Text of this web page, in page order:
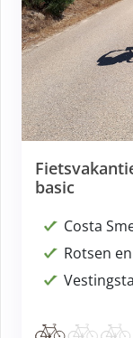
basic
Costa
Rotsen